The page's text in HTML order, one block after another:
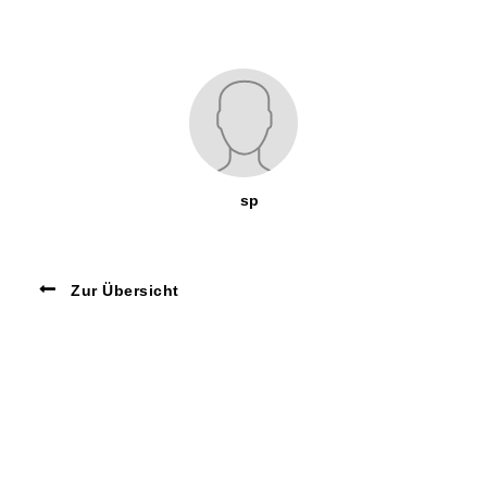
sp
Zur Übersicht